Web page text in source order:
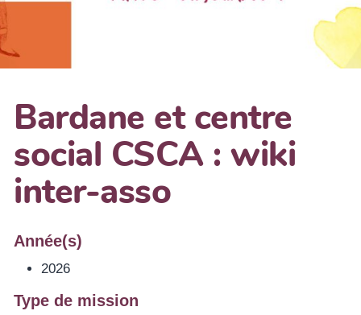
Bardane et centre
social CSCA : wiki
inter-asso
Année(s)
2026
Type de mission